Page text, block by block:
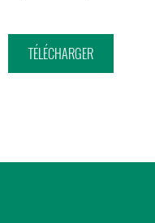
TÉLÉCHARGER